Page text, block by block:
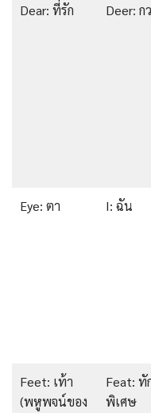
Dear: ที่รัก Deer: ก
Eye: ตา I: ฉัน
Feet: เท้า
(พหูพจน์ของ
Feat: ทั
พิเศษ